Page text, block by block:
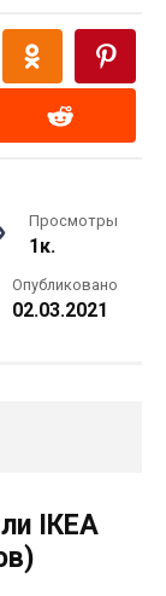
Просмотры
1к.
Опубликовано
02.03.2021
IКЕА